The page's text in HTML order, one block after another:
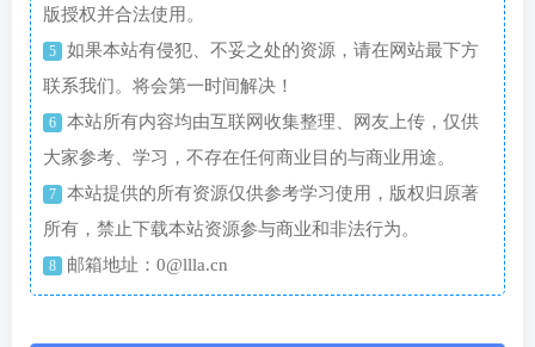
版授权并合法使用。
5
如果本站有侵犯、不妥之处的资源，请在网站最下方
联系我们。将会第一时间解决！
6
本站所有内容均由互联网收集整理、网友上传，仅供
大家参考、学习，不存在任何商业目的与商业用途。
7
本站提供的所有资源仅供参考学习使用，版权归原著
所有，禁止下载本站资源参与商业和非法行为。
8 邮箱地址：0@llla.cn